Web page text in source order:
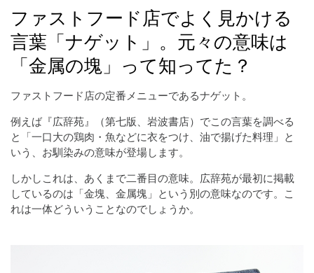
ファストフード店でよく見かける
言葉「ナゲット」。元々の意味は
「金属の塊」って知ってた？
ファストフード店の定番メニューであるナゲット。
例えば『広辞苑』（第七版、岩波書店）でこの言葉を調べる
と「一口大の鶏肉・魚などに衣をつけ、油で揚げた料理」と
いう、お馴染みの意味が登場します。
しかしこれは、あくまで二番目の意味。広辞苑が最初に掲載
しているのは「金塊、金属塊」という別の意味なのです。こ
れは一体どういうことなのでしょうか。